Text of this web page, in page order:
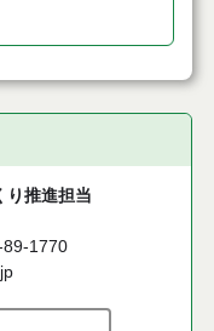
り推進担当
89-1770